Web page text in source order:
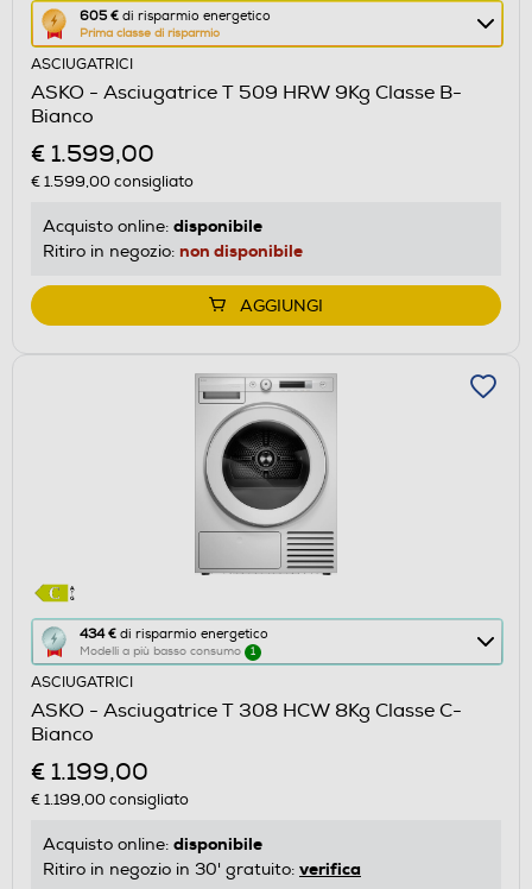
605 € di risparmio energetico
Prima classe di risparmio
Questa
azione
aprirà
il
Calcolatore
di
risparmio
energetico
di
ASCIUGATRICI
ASKO - Asciugatrice T 509 HRW 9Kg Classe B-
Bianco
€ 1.599,00
€ 1.599,00consigliato
Acquisto online: disponibile
Ritiro in negozio: non disponibile
AGGIUNGI
434 € di risparmio energetico
Modelli a più basso consumo 1
Questa
azione
aprirà
il
Calcolatore
di
risparmio
energetico
di
ASCIUGATRICI
ASKO - Asciugatrice T 308 HCW 8Kg Classe C-
Bianco
€ 1.199,00
€ 1.199,00consigliato
Acquisto online: disponibile
Ritiro in negozio in 30' gratuito: verifica